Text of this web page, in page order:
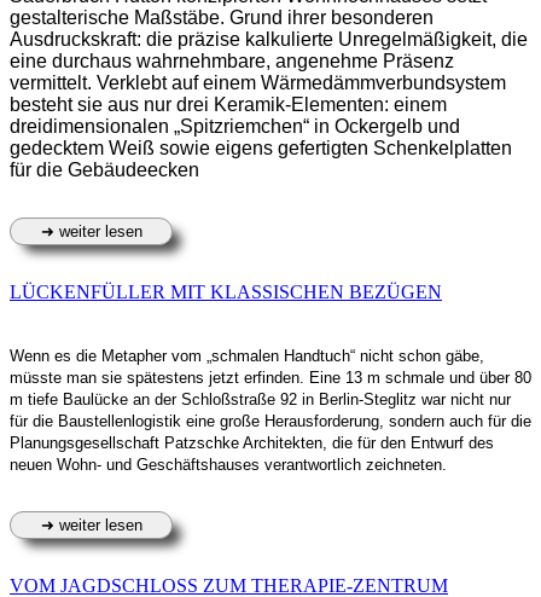
gestalterische Maßstäbe. Grund ihrer besonderen
Ausdruckskraft: die präzise kalkulierte Unregelmäßigkeit, die
eine durchaus wahrnehmbare, angenehme Präsenz
vermittelt. Verklebt auf einem Wärmedämmverbundsystem
besteht sie aus nur drei Keramik-Elementen: einem
dreidimensionalen „Spitzriemchen“ in Ockergelb und
gedecktem Weiß sowie eigens gefertigten Schenkelplatten
für die Gebäudeecken
LÜCKENFÜLLER MIT KLASSISCHEN BEZÜGEN
Wenn es die Metapher vom „schmalen Handtuch“ nicht schon gäbe,
müsste man sie spätestens jetzt erfinden. Eine 13 m schmale und über 80
m tiefe Baulücke an der Schloßstraße 92 in Berlin-Steglitz war nicht nur
für die Baustellenlogistik eine große Herausforderung, sondern auch für die
Planungsgesellschaft Patzschke Architekten, die für den Entwurf des
neuen Wohn- und Geschäftshauses verantwortlich zeichneten.
VOM JAGDSCHLOSS ZUM THERAPIE-ZENTRUM